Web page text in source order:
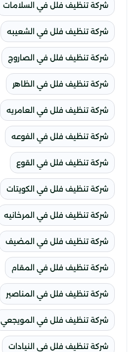
شركة تنظيف فلل في السلامات
شركة تنظيف فلل في الشعيبه
شركة تنظيف فلل في الصاروج
شركة تنظيف فلل في الظاهر
شركة تنظيف فلل في العامريه
شركة تنظيف فلل في الفوعه
شركة تنظيف فلل في القوع
شركة تنظيف فلل في الكويتات
شركة تنظيف فلل في المرخانيه
شركة تنظيف فلل في المضيف
شركة تنظيف فلل في المقام
شركة تنظيف فلل في المناصير
شركة تنظيف فلل في المويجعي
شركة تنظيف فلل في النيادات